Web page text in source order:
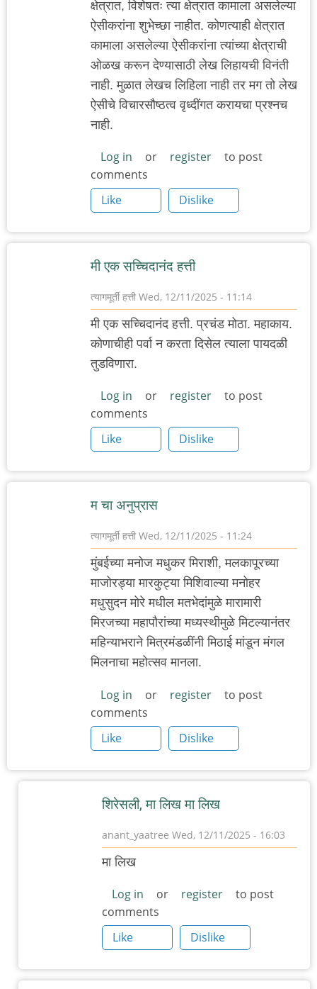
क्षेत्रात, विशेषतः त्या क्षेत्रात कामाला असलेल्या
ऐसीकरांना शुभेच्छा नाहीत. कोणत्याही क्षेत्रात
कामाला असलेल्या ऐसीकरांना त्यांच्या क्षेत्राची
ओळख करून देण्यासाठी लेख लिहायची विनंती
नाही. मुळात लेखच लिहिला नाही तर मग तो लेख
ऐसीचे विचारसौष्ठत्व वृध्दींगत करायचा प्रश्नच
नाही.
Log in or register
to post
comments
Like
Dislike
मी एक सच्चिदानंद हत्ती
त्यागमूर्ती हत्ती Wed, 12/11/2025 - 11:14
मी एक सच्चिदानंद हत्ती. प्रचंड मोठा. महाकाय.
कोणाचीही पर्वा न करता दिसेल त्याला पायदळी
तुडविणारा.
Log in or register
to post
comments
Like
Dislike
म चा अनुप्रास
त्यागमूर्ती हत्ती Wed, 12/11/2025 - 11:24
मुंबईच्या मनोज मधुकर मिराशी, मलकापूरच्या
माजोरड्या मारकुट्या मिशिवाल्या मनोहर
मधुसुदन मोरे मधील मतभेदांमुळे मारामारी
मिरजच्या महापौरांच्या मध्यस्थीमुळे मिटल्यानंतर
महिन्याभराने मित्रमंडळींनी मिठाई मांडून मंगल
मिलनाचा महोत्सव मानला.
Log in or register
to post
comments
Like
Dislike
शिरेसली, मा लिख मा लिख
anant_yaatree Wed, 12/11/2025 - 16:03
In
म
चा
अनुप्रास
by
मा लिख
Log in or register
to post
comments
Like
Dislike